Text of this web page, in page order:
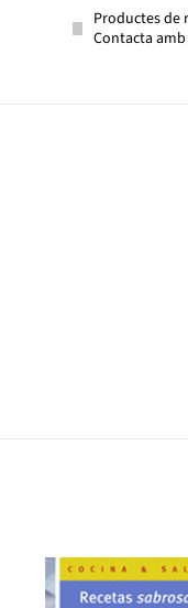
Productes de
Contacta